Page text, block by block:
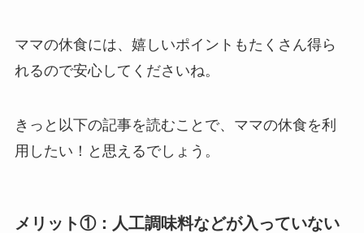
ママの休食には、嬉しいポイントもたくさん得ら
れるので安心してくださいね。
きっと以下の記事を読むことで、ママの休食を利
用したい！と思えるでしょう。
メリット①：人工調味料などが入っていない